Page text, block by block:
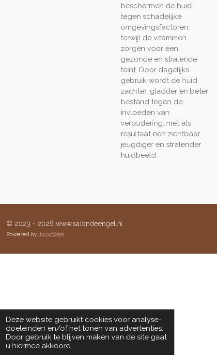
Deze website gebruikt cookies voor analyse-
doeleinden en/of het tonen van advertenties.
Door gebruik te blijven maken van de site gaat
u hiermee akkoord.
beschermen de huid
tegen schadelijke
omgevingsfactoren,
terwijl de vitaminen
zorgen voor een
gezonde en stralende
teint. Door dagelijks
gebruik wordt de huid
zachter, gladder en beter
bestand tegen de
invloeden van
veroudering, met als
resultaat een zichtbaar
jeugdiger en stralender
huidbeeld
© 2023 - 2026 www.salondeengel.nl
Powered by JouwWeb